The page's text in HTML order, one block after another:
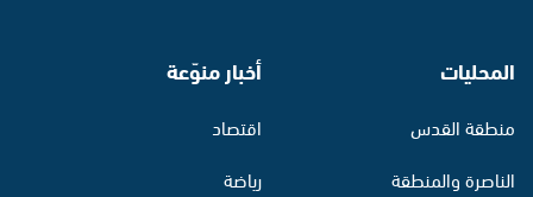
المحليات
منطقة القدس
الناصرة والمنطقة
أخبار منوّعة
اقتصاد
رياضة